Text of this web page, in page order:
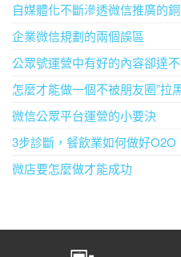
自媒體化不斷滲透微信推廣的
企業微信規劃的兩個誤區
公眾號運營中有好的內容卻達
怎麼才能做一個不被朋友圈”拉
微信公眾平台運營的小要決
3步診斷，餐飲業如何做好O2O
微店要怎麼做才能成功